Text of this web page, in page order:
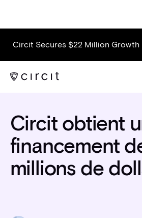
Circit Secures $22 Million Growth
News
Circit obtient
financement
millions de